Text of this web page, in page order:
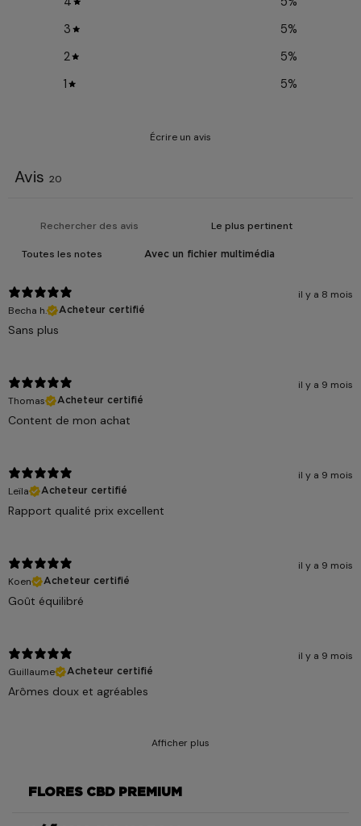
3
5%
2
5%
1
5%
Écrire un avis
Avis 20
Avec un fichier multimédia
il y a 8 mois
Becha h.
Acheteur certifié
Sans plus
il y a 9 mois
Thomas
Acheteur certifié
Content de mon achat
il y a 9 mois
Leïla
Acheteur certifié
Rapport qualité prix excellent
il y a 9 mois
Koen
Acheteur certifié
Goût équilibré
il y a 9 mois
Guillaume
Acheteur certifié
Arômes doux et agréables
Afficher plus
FLORES CBD PREMIUM